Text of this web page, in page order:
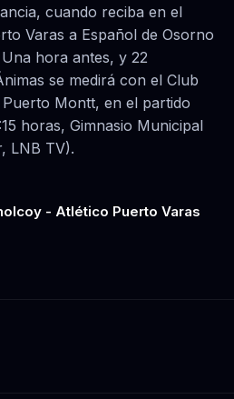
cuando reciba en el
Varas a Español de Osorno
hora antes, y 22
se medirá con el Club
Montt, en el partido
horas, Gimnasio Municipal
LNB TV).
- Atlético Puerto Varas